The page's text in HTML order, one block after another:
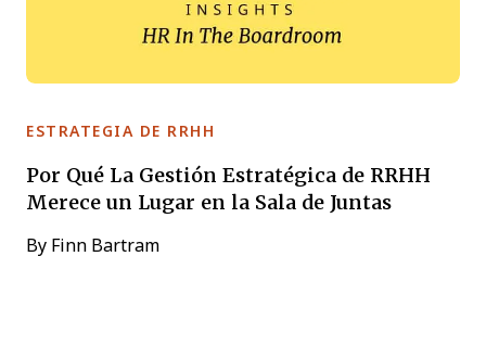
ESTRATEGIA DE RRHH
Por Qué La Gestión Estratégica de RRHH
Merece un Lugar en la Sala de Juntas
By Finn Bartram